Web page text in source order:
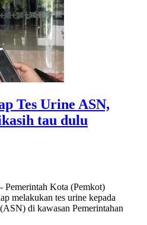
Tes Urine ASN,
tau dulu
Pemerintah Kota (Pemkot)
melakukan tes urine kepada
di kawasan Pemerintahan